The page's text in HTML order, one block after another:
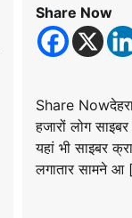
Share Now
Share
हजारों लोग
यहां भी साइबर
लगातार सामने